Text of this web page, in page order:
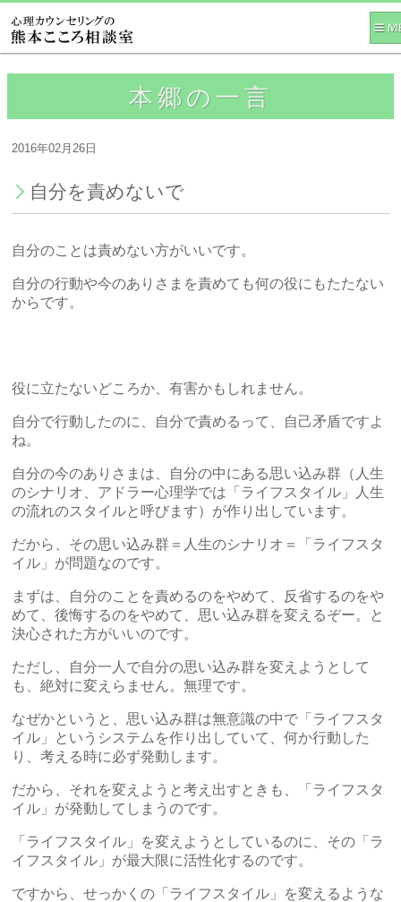
本郷の一言
2016年02月26日
自分を責めないで
自分のことは責めない方がいいです。
自分の行動や今のありさまを責めても何の役にもたたない
からです。
役に立たないどころか、有害かもしれません。
自分で行動したのに、自分で責めるって、自己矛盾ですよ
ね。
自分の今のありさまは、自分の中にある思い込み群（人生
のシナリオ、アドラー心理学では「ライフスタイル」人生
の流れのスタイルと呼びます）が作り出しています。
だから、その思い込み群＝人生のシナリオ＝「ライフスタ
イル」が問題なのです。
まずは、自分のことを責めるのをやめて、反省するのをや
めて、後悔するのをやめて、思い込み群を変えるぞー。と
決心された方がいいのです。
ただし、自分一人で自分の思い込み群を変えようとして
も、絶対に変えらません。無理です。
なぜかというと、思い込み群は無意識の中で「ライフスタ
イル」というシステムを作り出していて、何か行動した
り、考える時に必ず発動します。
だから、それを変えようと考え出すときも、「ライフスタ
イル」が発動してしまうのです。
「ライフスタイル」を変えようとしているのに、その「ラ
イフスタイル」が最大限に活性化するのです。
ですから、せっかくの「ライフスタイル」を変えるような